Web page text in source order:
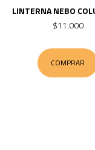
LINTERNA NEBO
$11.000
COMPRAR